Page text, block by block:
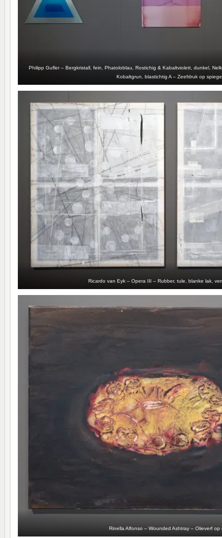
Philipp Gufler – Bergkristall, fein, Phatoloblau, Rostichig & Kabaltviolett, dunkel,
Kobaltgrun, blastichtig A – Zeefdruk op
Ricardo van Eyk – Opera III – Rubber, tule, blanke lak,
Rinella Alfonso – Wounded Ashtray – Olieverf op